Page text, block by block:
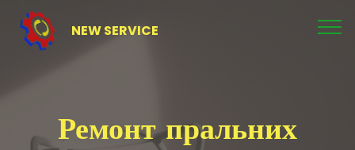
NEW SERVICE
Ремонт пральних